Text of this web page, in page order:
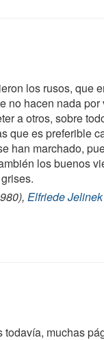
los rusos, que
no hacen nada por
a otros, sobre
que es preferible
han marchado,
los buenos
Elfriede Jelinek
todavía, muchas